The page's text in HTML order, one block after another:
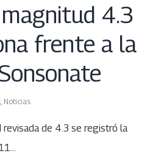
4.3
frente a la
, Noticias
revisada de 4.3 se registró la